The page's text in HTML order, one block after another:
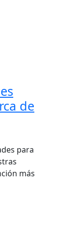
de
para
más